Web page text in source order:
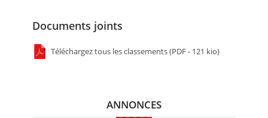
Documents joints
Téléchargez tous les classements (PDF - 121 kio)
ANNONCES